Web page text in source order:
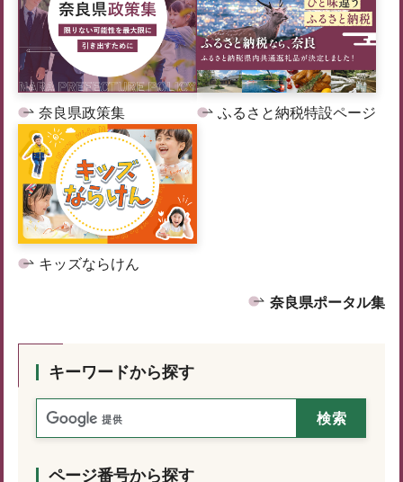
奈良県政策集 ふるさと納税特設ページ
キッズならけん
奈良県ポータル集
キーワードから探す
ページ番号から探す